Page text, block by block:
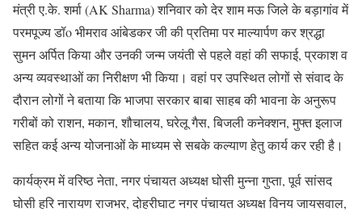
मंत्री ए.के. शर्मा (AK Sharma) शनिवार को देर शाम मऊ जिले के बड़ागांव में
परमपूज्य डॉo भीमराव आंबेडकर जी की प्रतिमा पर माल्यार्पण कर श्रद्धा
सुमन अर्पित किया और उनकी जन्म जयंती से पहले वहां की सफाई, प्रकाश व
अन्य व्यवस्थाओं का निरीक्षण भी किया। वहां पर उपस्थित लोगों से संवाद के
दौरान लोगों ने बताया कि भाजपा सरकार बाबा साहब की भावना के अनुरूप
गरीबों को राशन, मकान, शौचालय, घरेलू गैस, बिजली कनेक्शन, मुफ्त इलाज
सहित कई अन्य योजनाओं के माध्यम से सबके कल्याण हेतु कार्य कर रही है।
कार्यक्रम में वरिष्ठ नेता, नगर पंचायत अध्यक्ष घोसी मुन्ना गुप्ता, पूर्व सांसद
घोसी हरि नारायण राजभर, दोहरीघाट नगर पंचायत अध्यक्ष विनय जायसवाल,